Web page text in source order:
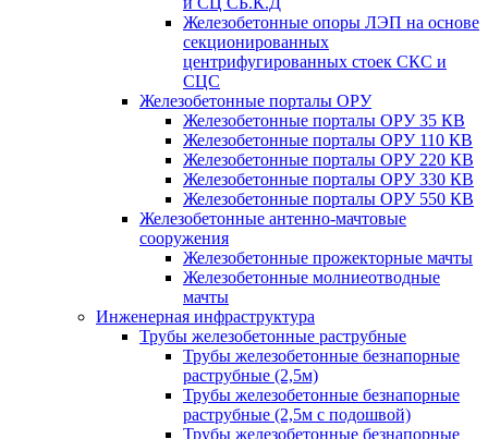
Железобетонные опоры ЛЭП на основе
секционированных
центрифугированных стоек СКС и
СЦС
Железобетонные порталы ОРУ
Железобетонные порталы ОРУ 35 КВ
Железобетонные порталы ОРУ 110 КВ
Железобетонные порталы ОРУ 220 КВ
Железобетонные порталы ОРУ 330 КВ
Железобетонные порталы ОРУ 550 КВ
Железобетонные антенно-мачтовые
сооружения
Железобетонные прожекторные мачты
Железобетонные молниеотводные
мачты
Инженерная инфраструктура
Трубы железобетонные раструбные
Трубы железобетонные безнапорные
раструбные (2,5м)
Трубы железобетонные безнапорные
раструбные (2,5м с подошвой)
Трубы железобетонные безнапорные